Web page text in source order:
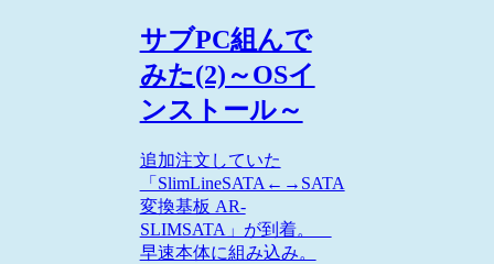
サブPC組んで
みた(2)～OSイ
ンストール～
追加注文していた
「SlimLineSATA←→SATA
変換基板 AR-
SLIMSATA」が到着。
早速本体に組み込み。